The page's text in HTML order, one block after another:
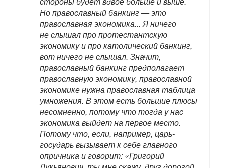
Но православный банкинг — это
православная экономика... Я ничего
не слышал про протестантскую
экономику и про католический банкинг,
вот ничего не слышал. Значит,
православный банкинг предполагает
православную экономику, православной
экономике нужна православная таблица
умножения. В этом есть большие плюсы
несомненно, потому что тогда у нас
экономика выйдет на первое место.
Потому что, если, например, царь-
государь вызывает к себе главного
опричника и говорит: «Григорий